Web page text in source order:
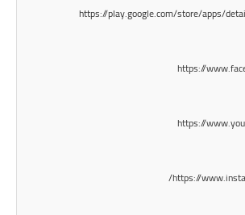
https://play.google.com/store/apps/
https://
https://
https://